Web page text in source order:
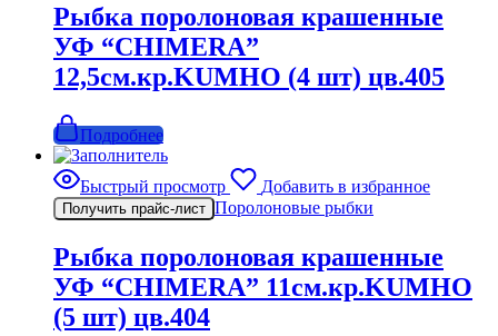
Рыбка поролоновая крашенные
УФ “CHIMERA”
12,5см.кр.KUMHO (4 шт) цв.405
Подробнее
Быстрый просмотр Добавить в избранное
Получить прайс-лист Поролоновые рыбки
Рыбка поролоновая крашенные
УФ “CHIMERA” 11см.кр.KUMHO
(5 шт) цв.404